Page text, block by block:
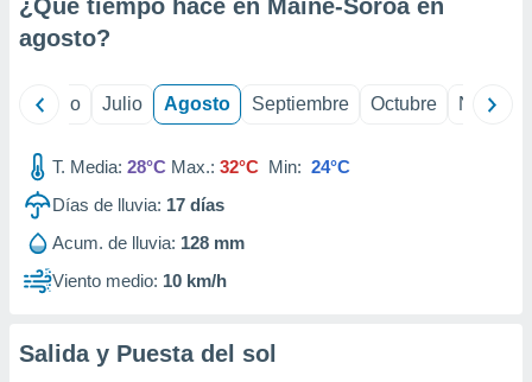
e
publicidad
publicidad
de
¿Qué tiempo hace en Mainé-Soroa en
agosto?
Junio Julio Agosto Septiembre Octubre
T. Media: 28°C Max.: 32°C Min: 24°C
Días de lluvia: 17 días
Acum. de lluvia: 128 mm
Viento medio: 10 km/h
Salida y Puesta del sol